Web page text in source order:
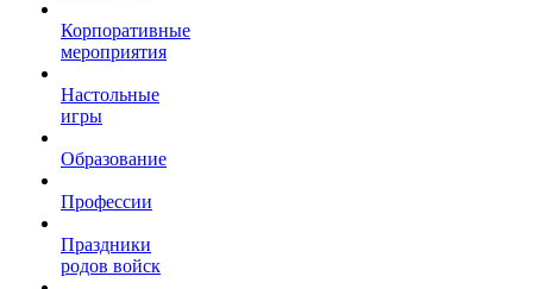
Корпоративные
мероприятия
Настольные
игры
Образование
Профессии
Праздники
родов войск